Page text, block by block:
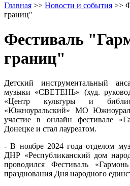
Главная >> Новости и события >>
границ"
Фестиваль
границ"
Детский инструментальный
музыки «СВЕТЕНЬ» (худ.
«Центр культуры и
«Южноуральский» МО
участие в онлайн фестивале
Донецке и стал лауреатом.
- В ноябре 2024 года отделом
ДНР «Республиканский дом
проводился Фестиваль
празднования Дня народного